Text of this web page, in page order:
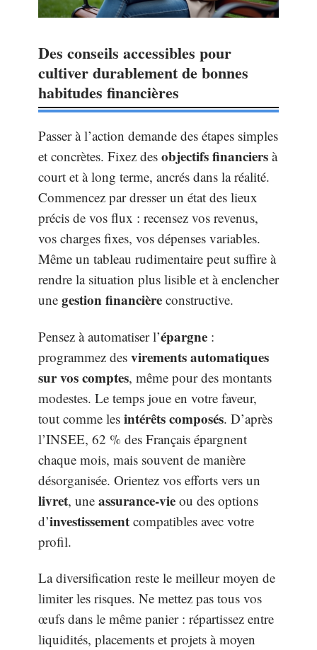
Des conseils accessibles pour
cultiver durablement de bonnes
habitudes financières
Passer à l’action demande des étapes simples
et concrètes. Fixez des objectifs financiers à
court et à long terme, ancrés dans la réalité.
Commencez par dresser un état des lieux
précis de vos flux : recensez vos revenus,
vos charges fixes, vos dépenses variables.
Même un tableau rudimentaire peut suffire à
rendre la situation plus lisible et à enclencher
une gestion financière constructive.
Pensez à automatiser l’épargne :
programmez des virements automatiques
sur vos comptes, même pour des montants
modestes. Le temps joue en votre faveur,
tout comme les intérêts composés. D’après
l’INSEE, 62 % des Français épargnent
chaque mois, mais souvent de manière
désorganisée. Orientez vos efforts vers un
livret, une assurance-vie ou des options
d’investissement compatibles avec votre
profil.
La diversification reste le meilleur moyen de
limiter les risques. Ne mettez pas tous vos
œufs dans le même panier : répartissez entre
liquidités, placements et projets à moyen